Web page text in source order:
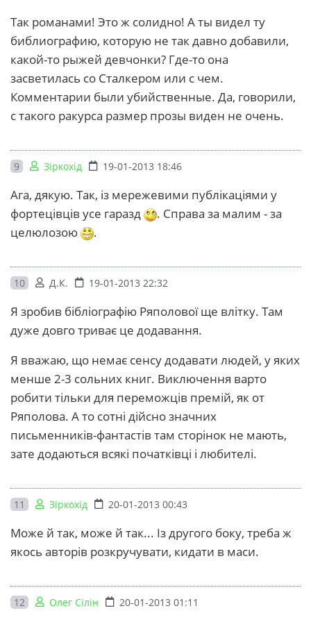
Так романами! Это ж солидно! А ты видел ту
библиографию, которую не так давно добавили,
какой-то рыжей девчонки? Где-то она
засветилась со Сталкером или с чем.
Комментарии были убийственные. Да, говорили,
с такого ракурса размер прозы виден не очень.
9 Зіркохід 19-01-2013 18:46
Ага, дякую. Так, із мережевими публікаціями у
фортецівців усе гаразд
. Справа за малим - за
целюлозою
.
10 Д.К. 19-01-2013 22:32
Я зробив бібліографію Ряполової ще влітку. Там
дуже довго триває це додавання.
Я вважаю, що немає сенсу додавати людей, у яких
менше 2-3 сольних книг. Виключення варто
робити тільки для переможців премій, як от
Ряполова. А то сотні дійсно значних
письменників-фантастів там сторінок не мають,
зате додаються всякі початківці і любителі.
11 Зіркохід 20-01-2013 00:43
Може й так, може й так... Із другого боку, треба ж
якось авторів розкручувати, кидати в маси.
12 Олег Сілін 20-01-2013 01:11